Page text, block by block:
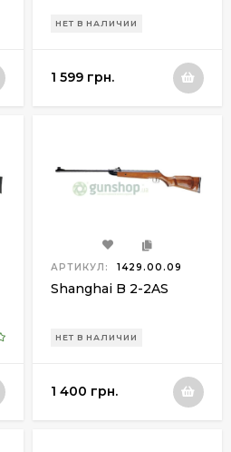
НЕТ В НАЛИЧИИ
1 599 грн.
АРТИКУЛ: 1429.00.09
Shanghai B 2-2AS
НЕТ В НАЛИЧИИ
1 400 грн.